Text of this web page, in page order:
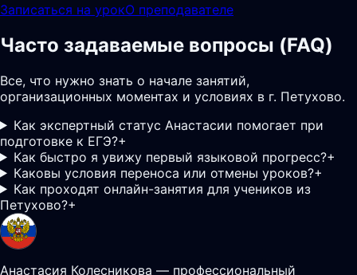
Записаться на урокО преподавателе
Часто задаваемые вопросы (FAQ)
Все, что нужно знать о начале занятий,
организационных моментах и условиях в г. Петухово.
Как экспертный статус Анастасии помогает при
подготовке к ЕГЭ?+
Как быстро я увижу первый языковой прогресс?+
Каковы условия переноса или отмены уроков?+
Как проходят онлайн-занятия для учеников из
Петухово?+
Анастасия Колесникова — профессиональный